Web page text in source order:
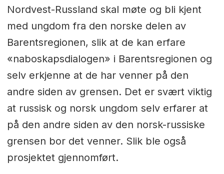
Nordvest-Russland skal møte og bli kjent
med ungdom fra den norske delen av
Barentsregionen, slik at de kan erfare
«naboskapsdialogen» i Barentsregionen og
selv erkjenne at de har venner på den
andre siden av grensen. Det er svært viktig
at russisk og norsk ungdom selv erfarer at
på den andre siden av den norsk-russiske
grensen bor det venner. Slik ble også
prosjektet gjennomført.